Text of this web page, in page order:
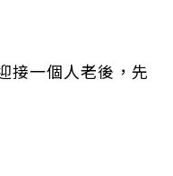
接一個人老後，先